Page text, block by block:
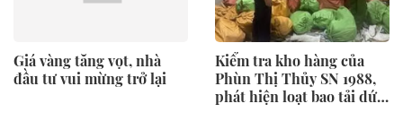
Giá vàng tăng vọt, nhà
đầu tư vui mừng trở lại
Kiểm tra kho hàng của
Phùn Thị Thủy SN 1988,
phát hiện loạt bao tải dứa